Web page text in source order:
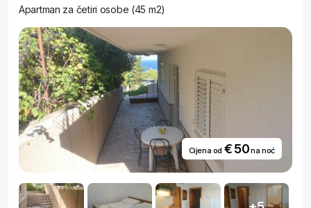
Apartman za četiri osobe (45 m2)
Cijena od € 50na noć